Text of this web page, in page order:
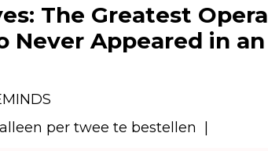
The Greatest Opera
Never Appeared in an
per twee te bestellen